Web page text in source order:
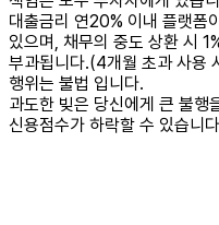
대출금리 연20% 이내 플랫폼
있으며, 채무의 중도 상환 시
부과됩니다.(4개월 초과 사용
행위는 불법 입니다.
과도한 빚은 당신에게 큰 불행
신용점수가 하락할 수 있습니